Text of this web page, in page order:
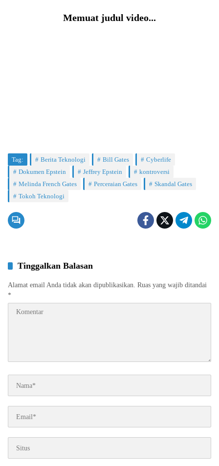
Memuat judul video...
Tag: Berita Teknologi Bill Gates
Cyberlife
Dokumen Epstein
Jeffrey Epstein
kontroversi
Melinda French Gates
Perceraian Gates
Skandal Gates
Tokoh Teknologi
Tinggalkan Balasan
Alamat email Anda tidak akan dipublikasikan. Ruas yang wajib ditandai
*